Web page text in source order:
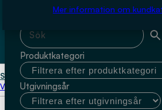
Mer information om
Start Katarina Starberg
Välj kundtyp
Sök med fritext
Produktkategori
Utgivningsår